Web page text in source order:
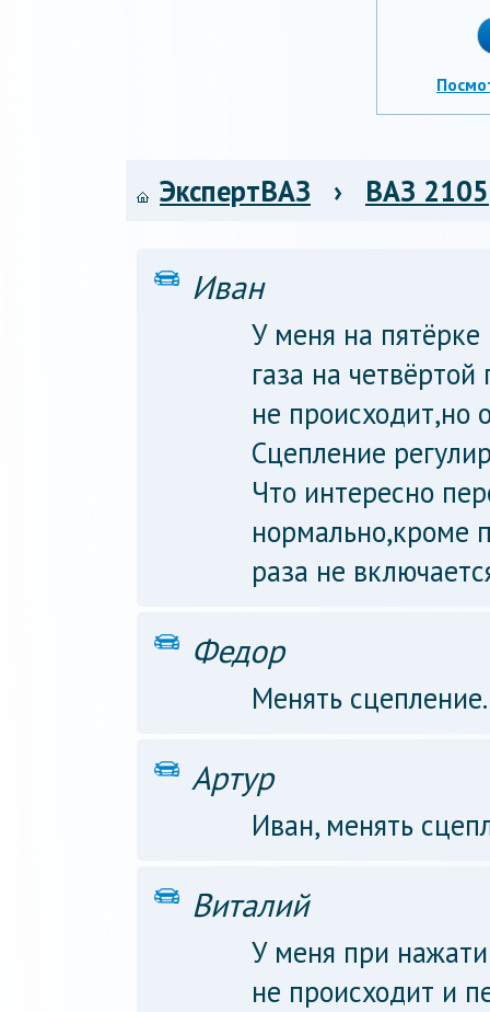
ЭкспертВАЗ › ВАЗ 2105
Иван
У меня на
газа на
не происходит,но
Сцепление
Что интересно
нормально,кроме
раза не
Федор
Менять
Артур
Иван, менять
Виталий
У меня при
не происходит и